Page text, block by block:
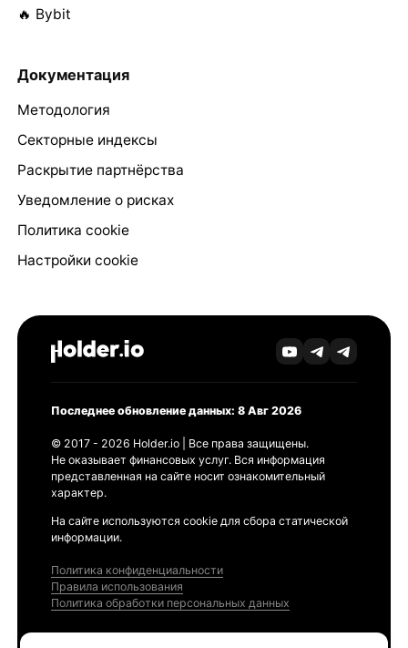
🔥 Bybit
Документация
Методология
Секторные индексы
Раскрытие партнёрства
Уведомление о рисках
Политика cookie
Настройки cookie
Последнее обновление данных: 8 Авг 2026
© 2017 - 2026 Holder.io | Все права защищены.
Не оказывает финансовых услуг. Вся информация
представленная на сайте носит ознакомительный
характер.
На сайте используются cookie для сбора статической
информации.
Политика конфиденциальности
Правила использования
Политика обработки персональных данных